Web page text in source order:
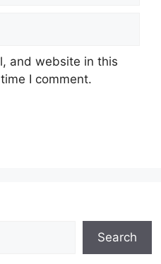
and website in this
I comment.
Search